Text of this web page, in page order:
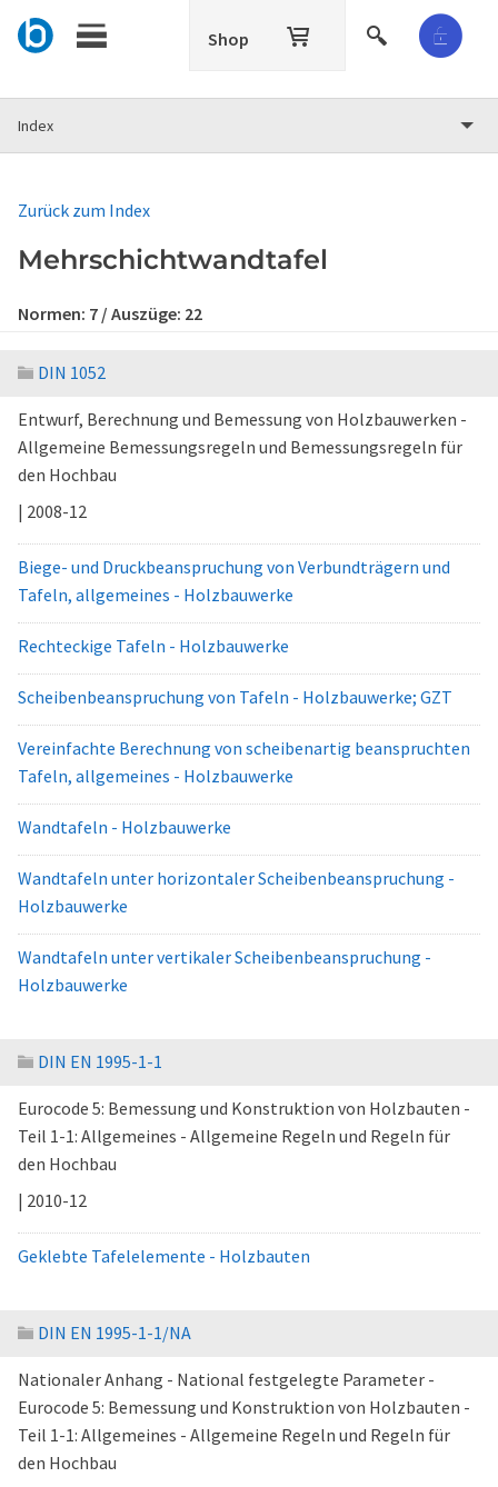
Shop
Index
Zurück zum Index
Mehrschichtwandtafel
Normen: 7 / Auszüge: 22
DIN 1052
Entwurf, Berechnung und Bemessung von Holzbauwerken -
Allgemeine Bemessungsregeln und Bemessungsregeln für
den Hochbau
| 2008-12
Biege- und Druckbeanspruchung von Verbundträgern und
Tafeln, allgemeines - Holzbauwerke
Rechteckige Tafeln - Holzbauwerke
Scheibenbeanspruchung von Tafeln - Holzbauwerke; GZT
Vereinfachte Berechnung von scheibenartig beanspruchten
Tafeln, allgemeines - Holzbauwerke
Wandtafeln - Holzbauwerke
Wandtafeln unter horizontaler Scheibenbeanspruchung -
Holzbauwerke
Wandtafeln unter vertikaler Scheibenbeanspruchung -
Holzbauwerke
DIN EN 1995-1-1
Eurocode 5: Bemessung und Konstruktion von Holzbauten -
Teil 1-1: Allgemeines - Allgemeine Regeln und Regeln für
den Hochbau
| 2010-12
Geklebte Tafelelemente - Holzbauten
DIN EN 1995-1-1/NA
Nationaler Anhang - National festgelegte Parameter -
Eurocode 5: Bemessung und Konstruktion von Holzbauten -
Teil 1-1: Allgemeines - Allgemeine Regeln und Regeln für
den Hochbau